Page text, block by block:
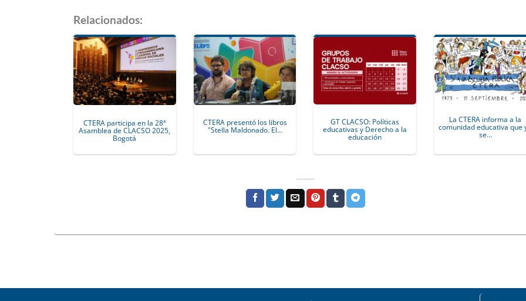
Relacionados:
CTERA participa en la 28ª
Asamblea de CLACSO 2025,
Bogotá
CTERA presentó los libros
"Stella Maldonado. El…
GT CLACSO: Políticas
educativas y Derecho a la
educación
La CTERA informa a la
comunidad educativa que
se…